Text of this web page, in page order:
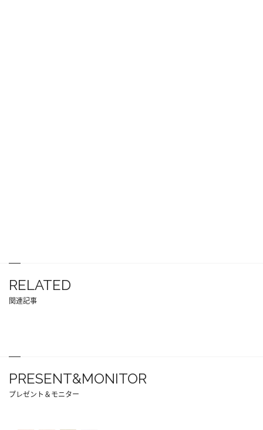
RELATED
関連記事
PRESENT&MONITOR
プレゼント＆モニター